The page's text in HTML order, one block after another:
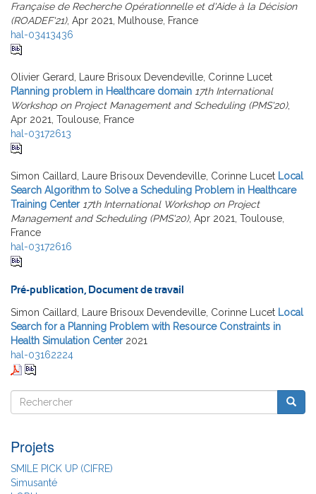
Française de Recherche Opérationnelle et d'Aide à la Décision
(ROADEF'21), Apr 2021, Mulhouse, France
hal-03413436
Olivier Gerard, Laure Brisoux Devendeville, Corinne Lucet
Planning problem in Healthcare domain 17th International
Workshop on Project Management and Scheduling (PMS'20),
Apr 2021, Toulouse, France
hal-03172613
Simon Caillard, Laure Brisoux Devendeville, Corinne Lucet Local
Search Algorithm to Solve a Scheduling Problem in Healthcare
Training Center 17th International Workshop on Project
Management and Scheduling (PMS'20), Apr 2021, Toulouse,
France
hal-03172616
Pré-publication, Document de travail
Simon Caillard, Laure Brisoux Devendeville, Corinne Lucet Local
Search for a Planning Problem with Resource Constraints in
Health Simulation Center 2021
hal-03162224
Rechercher
Rechercher
Projets
SMILE PICK UP (CIFRE)
Simusanté